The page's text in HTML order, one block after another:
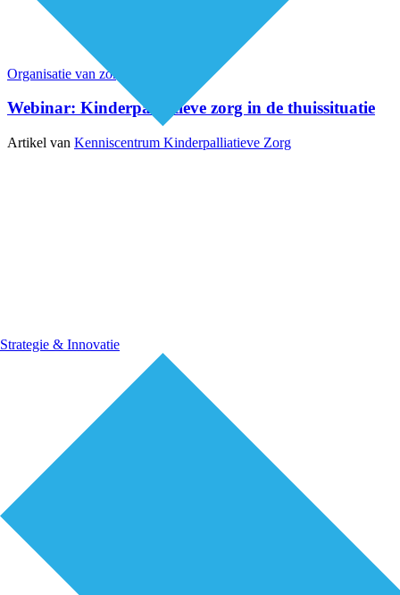
Strategie & Innovatie
Organisatie van zorg
Webinar: Kinderpalliatieve zorg in de thuissituatie
Artikel van Kenniscentrum Kinderpalliatieve Zorg